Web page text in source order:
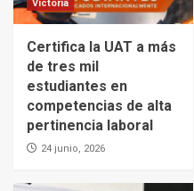
Victoria
Certifica la UAT a más
de tres mil
estudiantes en
competencias de alta
pertinencia laboral
24 junio, 2026